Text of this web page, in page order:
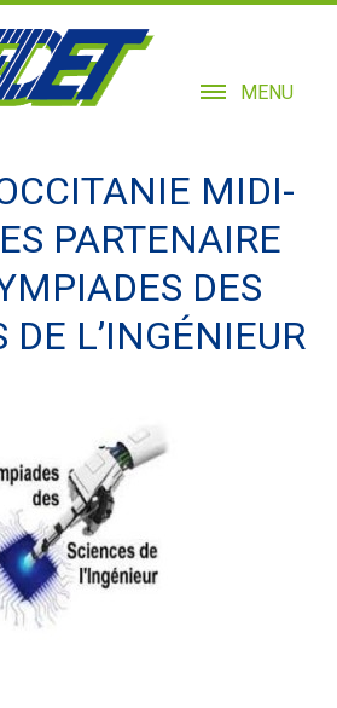
MENU
MIDI-
PARTENAIRE
DES
DE L’INGÉNIEUR